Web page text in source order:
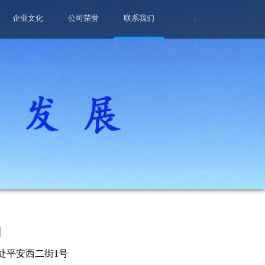
企业文化 公司荣誉 联系我们 .
平安西二街1号